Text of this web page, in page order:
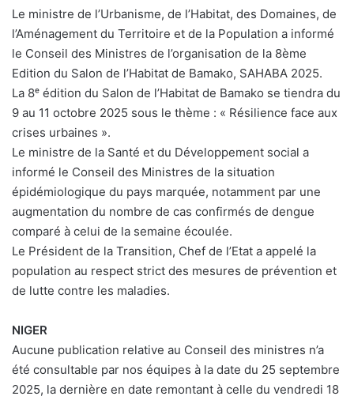
Le ministre de l’Urbanisme, de l’Habitat, des Domaines, de
l’Aménagement du Territoire et de la Population a informé
le Conseil des Ministres de l’organisation de la 8ème
Edition du Salon de l’Habitat de Bamako, SAHABA 2025.
La 8ᵉ édition du Salon de l’Habitat de Bamako se tiendra du
9 au 11 octobre 2025 sous le thème : « Résilience face aux
crises urbaines ».
Le ministre de la Santé et du Développement social a
informé le Conseil des Ministres de la situation
épidémiologique du pays marquée, notamment par une
augmentation du nombre de cas confirmés de dengue
comparé à celui de la semaine écoulée.
Le Président de la Transition, Chef de l’Etat a appelé la
population au respect strict des mesures de prévention et
de lutte contre les maladies.
NIGER
Aucune publication relative au Conseil des ministres n’a
été consultable par nos équipes à la date du 25 septembre
2025, la dernière en date remontant à celle du vendredi 18